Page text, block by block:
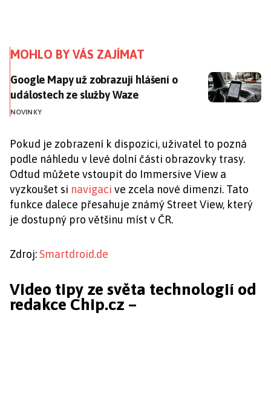
MOHLO BY VÁS ZAJÍMAT
Google Mapy už zobrazují hlášení o událostech ze
Google Mapy už zobrazují hlášení o
událostech ze služby Waze
NOVINKY
Pokud je zobrazení k dispozici, uživatel to pozná
podle náhledu v levé dolní části obrazovky trasy.
Odtud můžete vstoupit do Immersive View a
vyzkoušet si navigaci ve zcela nové dimenzi. Tato
funkce dalece přesahuje známý Street View, který
je dostupný pro většinu míst v ČR.
Zdroj: Smartdroid.de
Video tipy ze světa technologií od
redakce Chip.cz –